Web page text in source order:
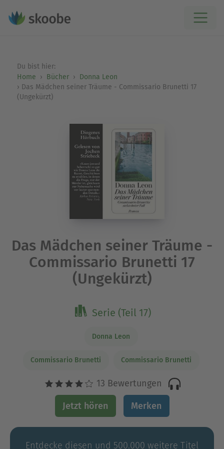
Du bist hier:
Home
Bücher
Donna Leon
Das Mädchen seiner Träume - Commissario Brunetti 17
(Ungekürzt)
Das Mädchen seiner Träume -
Commissario Brunetti 17
(Ungekürzt)
Serie (Teil 17)
Donna Leon
Commissario Brunetti Commissario Brunetti
13 Bewertungen
Jetzt hören Merken
Entdecke diesen und 500.000 weitere Titel